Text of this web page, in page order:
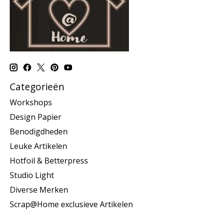
Categorieën
Workshops
Design Papier
Benodigdheden
Leuke Artikelen
Hotfoil & Betterpress
Studio Light
Diverse Merken
Scrap@Home exclusieve Artikelen